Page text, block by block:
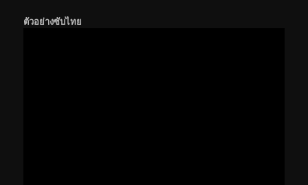
ตัวอย่างซับไทย